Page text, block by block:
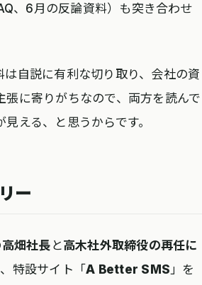
、6月の反論資料）も突き合わせ
は自説に有利な切り取り、会社の資
張に寄りがちなので、両方を読んで
える、と思うからです。
ー
高畑社長 と高木社外取締役の再任に
、特設サイト「A Better SMS 」を